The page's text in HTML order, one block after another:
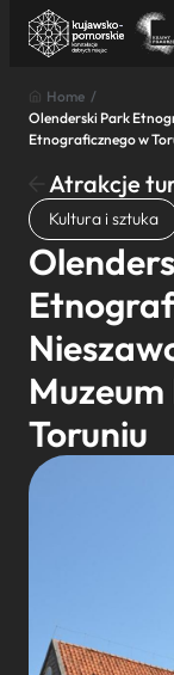
Znajdź
Znajdź
Nazwa atrakcji
Miasto
Kategoria
Home /
Olenderski Park
Etnograficznego w
Atrakcje
Kultura i sztuka
Toruniu